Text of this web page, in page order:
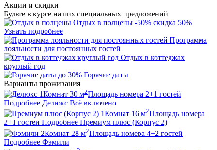
Акции и скидки
Будьте в курсе наших специальных предложений
Отдых в полцены -50% скидка 50%
Узнать подробнее
Программа
лояльности для постоянных гостей
Отдых в коттеджах
круглый год
до 30% Горячие даты
Варианты проживания
1Комнат 30 м2Площадь номера 2+1 гостей
Подробнее Делюкс Всё включено
1Комнат 16 м2Площадь номера
2+1 гостей Подробнее Премиум плюс (Корпус 2)
2Комнат 28 м2Площадь номера 4+2 гостей
Подробнее Фэмили